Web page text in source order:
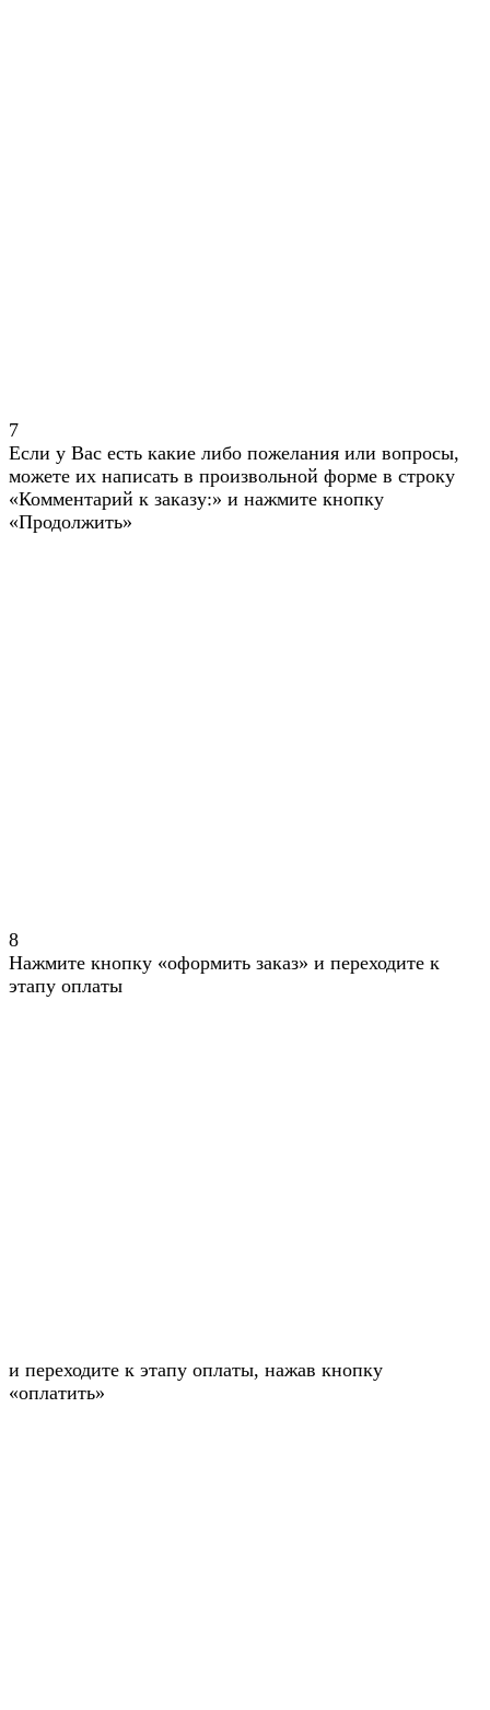
7
Если у Вас есть какие либо пожелания или вопросы,
можете их написать в произвольной форме в строку
«Комментарий к заказу:» и нажмите кнопку
«Продолжить»
8
Нажмите кнопку «оформить заказ» и переходите к
этапу оплаты
и переходите к этапу оплаты, нажав кнопку
«оплатить»